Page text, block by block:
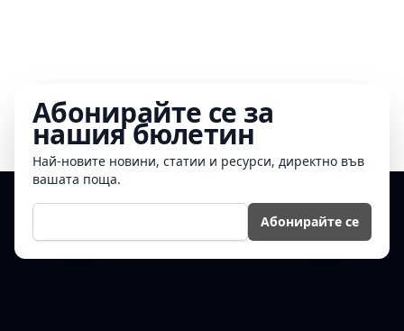
Абонирайте се за
нашия бюлетин
Най-новите новини, статии и ресурси, директно във
вашата поща.
Е-мейл
Абонирайте се